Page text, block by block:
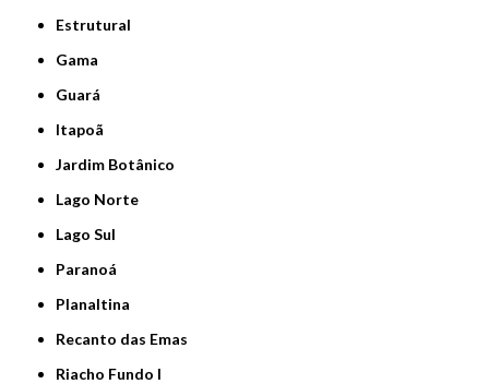
Estrutural
Gama
Guará
Itapoã
Jardim Botânico
Lago Norte
Lago Sul
Paranoá
Planaltina
Recanto das Emas
Riacho Fundo I